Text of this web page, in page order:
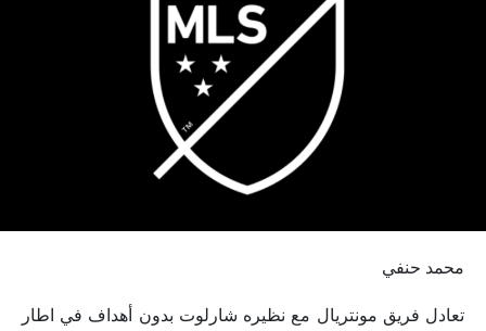
محمد حنفي
تعادل فريق مونتريال مع نظيره شارلوت بدون أهداف في اطار